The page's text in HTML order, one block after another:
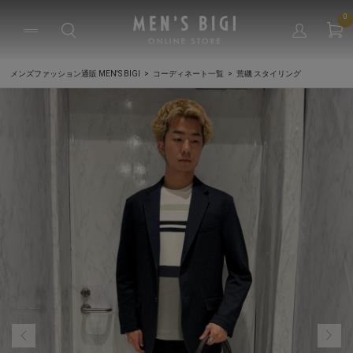
0
メンズファッション通販 MEN'S BIGI コーディネート一覧 荒磯 スタイリング